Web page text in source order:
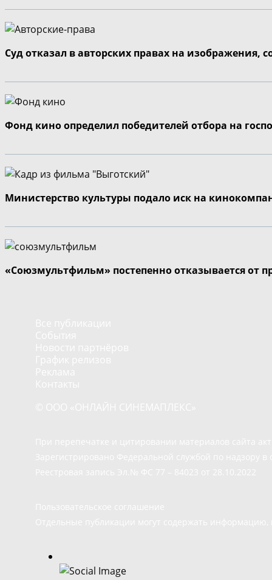
Суд отказал в авторских правах на изображения,
Фонд кино определил победителей отбора на
Министерство культуры подало иск на
«Союзмультфильм» постепенно отказывается от